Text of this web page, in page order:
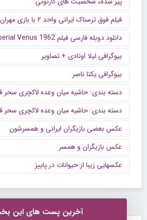
فیلم فوق ترسناک ایرانی واحد ۲ با بازی مهران احمدی
دانلود دوبله فارسی فیلم Imperial Venus 1962
بیوگرافی لیلا اوتادی + تصاویر
بیوگرافی یکتا ناصر
دسته بندی: حاشیه میان وعده لاکچری
دسته بندی: حاشیه میان وعده لاکچری
عکس بعضی بازیگران ایرانی و همسرشون
عکس بازیگران و همسر
عکسهایی زیبا از حیوانات در پاییز
آخرین پست های این